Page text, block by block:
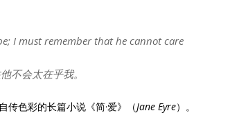
I must remember that he cannot care
不会太在乎我。
色彩的长篇小说《简·爱》（Jane Eyre）。